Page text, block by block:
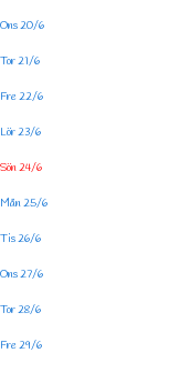
Ons 20/6
Tor 21/6
Fre 22/6
Lör 23/6
Sön 24/6
Mån 25/6
Tis 26/6
Ons 27/6
Tor 28/6
Fre 29/6